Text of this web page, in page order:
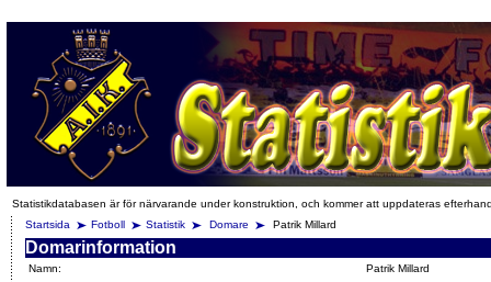
Statistikdatabasen är för närvarande under konstruktion, och kommer att uppdateras
Startsida
Fotboll Statistik Domare Patrik Millard
Domarinformation
Namn:
Patrik Millard